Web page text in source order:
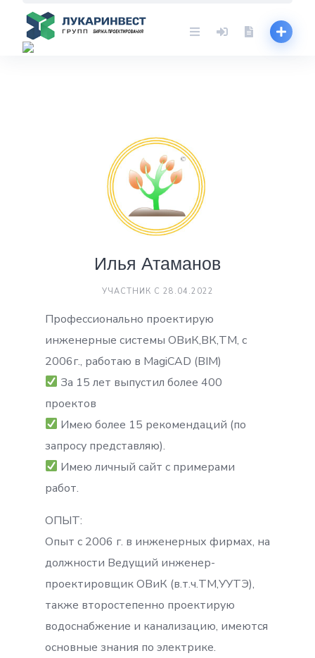
content
Илья Атаманов
УЧАСТНИК С 28.04.2022
Профессионально проектирую
инженерные системы ОВиК,ВК,ТМ, с
2006г., работаю в MagiCAD (BIM)
За 15 лет выпустил более 400
проектов
Имею более 15 рекомендаций (по
запросу представляю).
Имею личный сайт с примерами
работ.
ОПЫТ:
Опыт с 2006 г. в инженерных фирмах, на
должности Ведущий инженер-
проектировщик ОВиК (в.т.ч.ТМ,УУТЭ),
также второстепенно проектирую
водоснабжение и канализацию, имеются
основные знания по электрике.